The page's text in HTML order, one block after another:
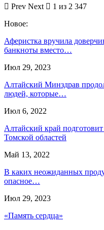
Prev Next
1 из 2 347
Новое:
Аферистка вручила
банкноты вместо…
Июл 29, 2023
Алтайский Минздрав
людей, которые…
Июл 6, 2022
Алтайский край
Томской областей
Май 13, 2022
В каких неожиданных
опасное…
Июл 29, 2023
«Память сердца»